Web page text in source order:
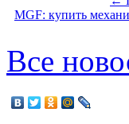
MGF: купить
Все